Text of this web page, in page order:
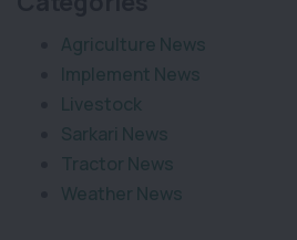
Agriculture News
Implement News
Livestock
Sarkari News
Tractor News
Weather News